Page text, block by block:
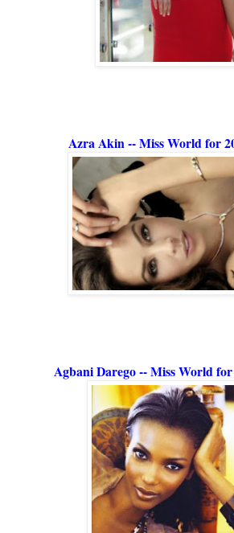
Azra Akin -- Miss World for
Agbani Darego -- Miss World